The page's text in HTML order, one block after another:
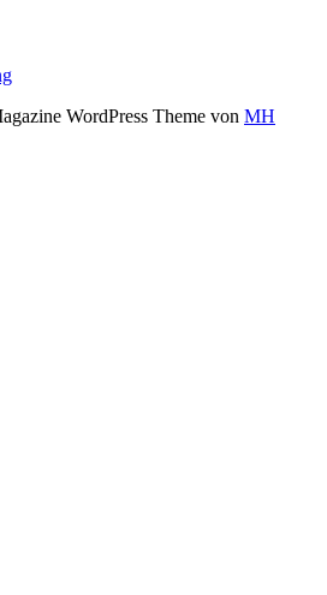
WordPress Theme von MH